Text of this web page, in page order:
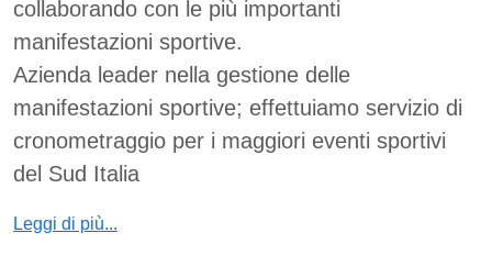
collaborando con le più importanti
manifestazioni sportive.
Azienda leader nella gestione delle
manifestazioni sportive; effettuiamo servizio di
cronometraggio per i maggiori eventi sportivi
del Sud Italia
Leggi di più...